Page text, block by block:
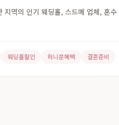
역의 인기 웨딩홀, 스드메 업체, 혼
웨딩홀할인 허니문혜택 결혼준비